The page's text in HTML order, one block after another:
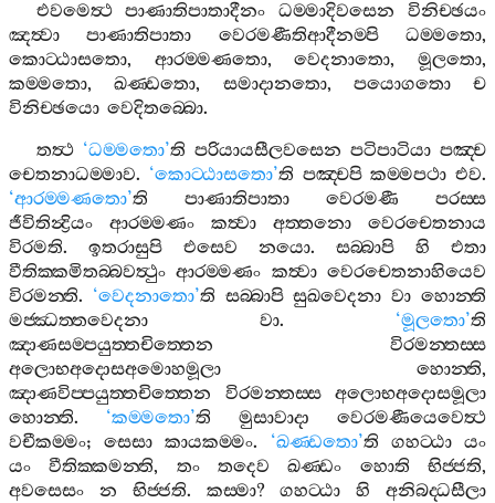
එවමෙත්‍ථ
පාණාතිපාතාදීනං ධම‍්මාදිවසෙන
විනිච‍්ඡයං
ඤත්‍වා
පාණාතිපාතා වෙරමණීතිආදීනම‍්පි ධම‍්මතො,
කොට‍්ඨාසතො, ආරම‍්මණතො,වෙදනාතො,මූලතො,
කම‍්මතො,ඛණ‍්ඩතො, සමාදානතො, පයොගතො
ච
විනිච‍්ඡයො වෙදිතබ‍්බො.
තත්‍ථ ‘ධම‍්මතො’ති පරියායසීලවසෙන පටිපාටියා පඤ‍්ච
චෙතනාධම‍්මාව. ‘කොට‍්ඨාසතො’ති පඤ‍්චපි කම‍්මපථා එව.
‘ආරම‍්මණතො’ති පාණාතිපාතා වෙරමණී
පරස‍්ස
ජීවිතින්‍ද්‍රියං
ආරම‍්මණං කත්‍වා අත‍්තනො
වෙරචෙතනාය
විරමති. ඉතරාසුපි එසෙව නයො. සබ‍්බාපි හි
එතා
වීතික‍්කමිතබ‍්බවත්‍ථුං ආරම‍්මණං කත්‍වා වෙරචෙතනාහියෙව
විරමන‍්ති. ‘වෙදනාතො’ති සබ‍්බාපි සුඛවෙදනා වා හොන‍්ති
මජ‍්ඣත‍්තවෙදනා
වා. ‘මූලතො’ති
ඤාණසම‍්පයුත‍්තචිත‍්තෙන
විරමන‍්තස‍්ස
අලොභඅදොසඅමොහමූලා
හොන‍්ති,
ඤාණවිප‍්පයුත‍්තචිත‍්තෙන
විරමන‍්තස‍්ස
අලොභඅදොසමූලා
හොන‍්ති. ‘කම‍්මතො’ති මුසාවාදා
වෙරමණීයෙවෙත්‍ථ
වචීකම‍්මං;සෙසා කායකම‍්මං. ‘ඛණ‍්ඩතො’ති ගහට‍්ඨා යං
යං
වීතික‍්කමන‍්ති, තං තදෙව ඛණ‍්ඩං හොති භිජ‍්ජති,
අවසෙසං
න භිජ‍්ජති. කස‍්මා?ගහට‍්ඨා හි
අනිබද‍්ධසීලා